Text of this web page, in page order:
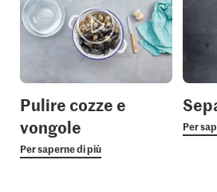
Pulire cozze e
vongole
Per saperne di più
Per